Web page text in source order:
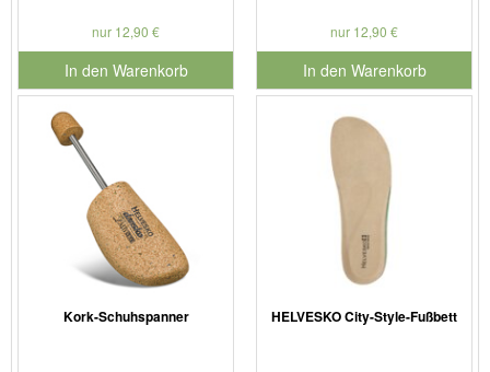
nur 12,90 €
In den Warenkorb
für Produktnummer 901179
nur 12,90 €
In den Warenkorb
für Produktnummer 901127
Kork-Schuhspanner HELVESKO City-Style-Fußbett